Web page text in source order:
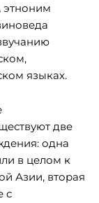
этноним
языках.
две
одна
в целом к
Азии, вторая
с